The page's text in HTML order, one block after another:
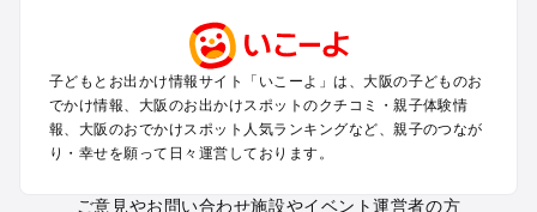
梅田・キタ・淀屋橋・本町・福島のプールお出かけ
東大阪・八尾・寝屋川・守口・門真のプールお出かけ
大阪ベイエリア（USJ・南港）のプールお出かけ
なんば・心斎橋・道頓堀・四ツ橋・ミナミのプールお出かけ
天王寺・阿倍野・上本町・長居のプールお出かけ
新大阪・江坂・十三のプールお出かけ
子どもとお出かけ情報サイト「いこーよ」は、大阪の子どものお
でかけ情報、大阪のお出かけスポットのクチコミ・親子体験情
報、大阪のおでかけスポット人気ランキングなど、親子のつなが
り・幸せを願って日々運営しております。
ご意見やお問い合わせ施設やイベント運営者の方